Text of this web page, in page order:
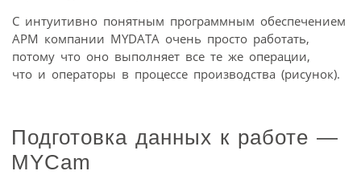
С интуитивно понятным программным обеспечением
АРМ компании MYDATA очень просто работать,
потому что оно выполняет все те же операции,
что и операторы в процессе производства (рисунок).
Подготовка данных к работе —
MYCam